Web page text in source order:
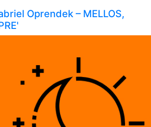
Oprendek – MELLOS,